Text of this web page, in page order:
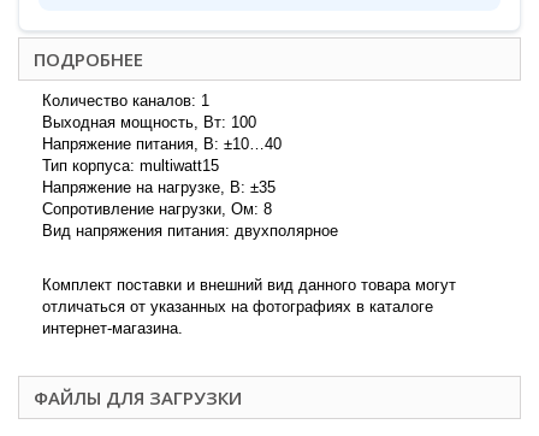
ПОДРОБНЕЕ
Количество каналов: 1
Выходная мощность, Вт: 100
Напряжение питания, В: ±10…40
Тип корпуса: multiwatt15
Напряжение на нагрузке, В: ±35
Сопротивление нагрузки, Ом: 8
Вид напряжения питания: двухполярное
Комплект поставки и внешний вид данного товара могут
отличаться от указанных на фотографиях в каталоге
интернет-магазина.
ФАЙЛЫ ДЛЯ ЗАГРУЗКИ